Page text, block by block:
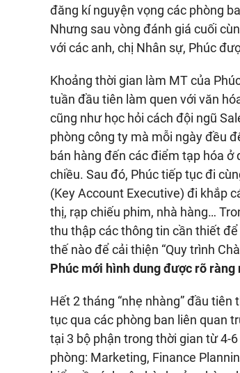
đăng kí nguyện vọng các phòng
Nhưng sau vòng đánh giá cuối
với các anh, chị Nhân sự, Phúc
Khoảng thời gian làm MT của
tuần đầu tiên làm quen với văn
cũng như học hỏi cách đội ngũ
phòng công ty mà mỗi ngày đều
bán hàng đến các điểm tạp hóa ở
chiều. Sau đó, Phúc tiếp tục đi
(Key Account Executive) đi khắp
thị, rạp chiếu phim, nhà hàng…
thu thập các thông tin cần thiết
thế nào để cải thiện “Quy trình
Phúc mới hình dung được rõ
Hết 2 tháng “nhẹ nhàng” đầu
tục qua các phòng ban liên quan
tại 3 bộ phận trong thời gian từ 4-
phòng: Marketing, Finance